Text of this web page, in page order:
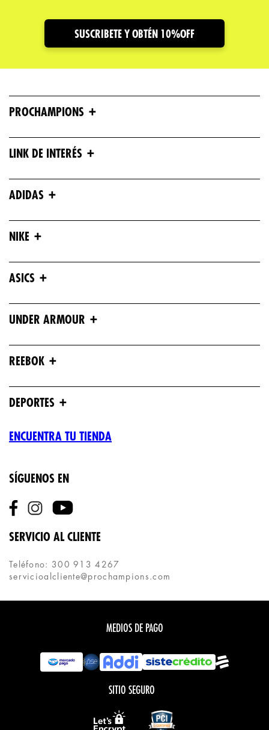
SUSCRIBETE Y OBTÉN 10%OFF
PROCHAMPIONS +
LINK DE INTERÉS +
ADIDAS +
NIKE +
ASICS +
UNDER ARMOUR +
REEBOK +
DEPORTES +
ENCUENTRA TU TIENDA
SÍGUENOS EN
SERVICIO AL CLIENTE
Teléfono: 300 913 4267
servicioalcliente@prochampions.com
MEDIOS DE PAGO
SITIO SEGURO